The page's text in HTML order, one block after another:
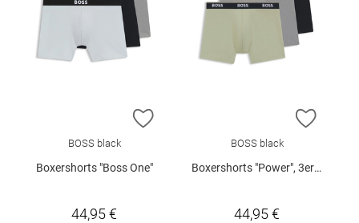
ZUR WUNSCHLISTE HINZUFÜGEN
BOSS black
Boxershorts "Boss One"
44,95 €
ZUR
BOSS black
Boxershorts "Power", 3er-Pack
44,95 €